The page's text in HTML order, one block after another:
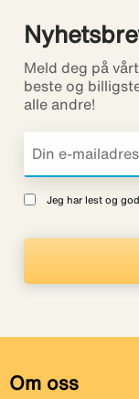
Meld deg på
beste og
alle andre!
Jeg har lest og
Om oss